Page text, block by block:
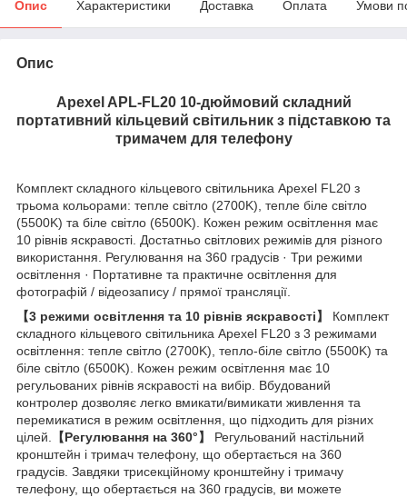
Опис Характеристики Доставка Оплата Умови
Опис
Apexel APL-FL20 10-дюймовий складний
портативний кільцевий світильник з підставкою та
тримачем для телефону
Комплект складного кільцевого світильника Apexel FL20 з
трьома кольорами: тепле світло (2700K), тепле біле світло
(5500K) та біле світло (6500K). Кожен режим освітлення має
10 рівнів яскравості. Достатньо світлових режимів для різного
використання. Регулювання на 360 градусів · Три режими
освітлення · Портативне та практичне освітлення для
фотографій / відеозапису / прямої трансляції.
【3 режими освітлення та 10 рівнів яскравості】
Комплект
складного кільцевого світильника Apexel FL20 з 3 режимами
освітлення: тепле світло (2700K), тепло-біле світло (5500K) та
біле світло (6500K). Кожен режим освітлення має 10
регульованих рівнів яскравості на вибір. Вбудований
контролер дозволяє легко вмикати/вимикати живлення та
перемикатися в режим освітлення, що підходить для різних
цілей.
【Регулювання на 360°】
Регульований настільний
кронштейн і тримач телефону, що обертається на 360
градусів. Завдяки трисекційному кронштейну і тримачу
телефону, що обертається на 360 градусів, ви можете